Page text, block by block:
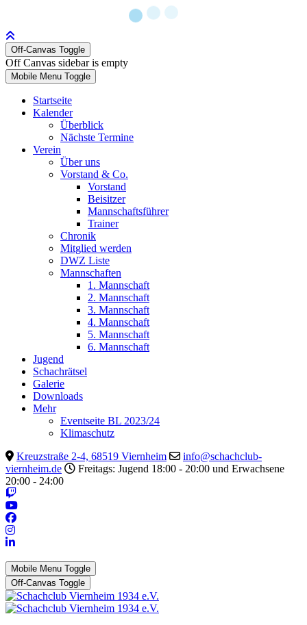
Off-Canvas Toggle
Off Canvas sidebar is empty
Mobile Menu Toggle
Startseite
Kalender
Überblick
Nächste Termine
Verein
Über uns
Vorstand & Co.
Vorstand
Beisitzer
Mannschaftsführer
Trainer
Chronik
Mitglied werden
DWZ Liste
Mannschaften
1. Mannschaft
2. Mannschaft
3. Mannschaft
4. Mannschaft
5. Mannschaft
6. Mannschaft
Jugend
Schachrätsel
Galerie
Downloads
Mehr
Eventseite BL 2023/24
Klimaschutz
Kreuzstraße 2-4, 68519 Viernheim
info@schachclub-
viernheim.de
Freitags: Jugend 18:00 - 20:00 und Erwachsene
20:00 - 24:00
Mobile Menu Toggle
Off-Canvas Toggle